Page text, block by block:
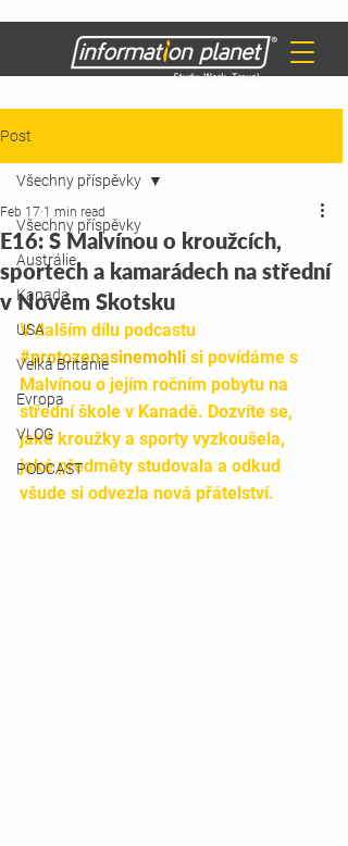
Post
Všechny příspěvky
Austrálie
Kanada
USA
Velká Británie
Evropa
VLOG
PODCAST
Všechny příspěvky
E16: S Malvínou o kroužcích,
sportech a kamarádech na střední
v Novém Skotsku
Feb 17 1 min read
V dalším dílu podcastu
#protozenasinemohli si povídáme s
Malvínou o jejím ročním pobytu na
střední škole v Kanadě. Dozvíte se,
jaké kroužky a sporty vyzkoušela,
jaké předměty studovala a odkud
všude si odvezla nová přátelství.